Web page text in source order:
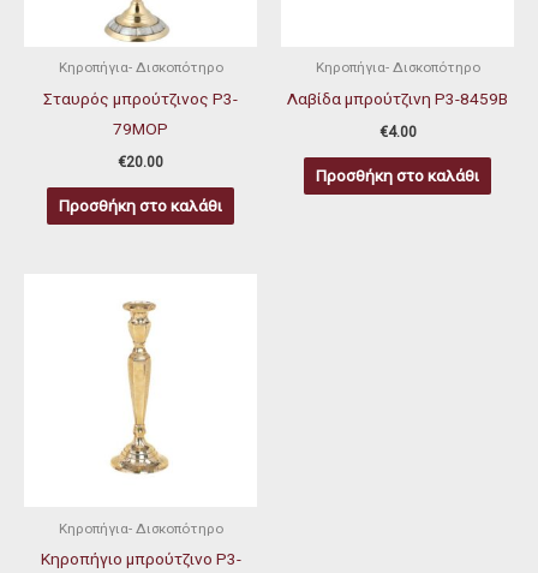
Κηροπήγια- Δισκοπότηρο
Σταυρός μπρούτζινος P3-
79ΜΟΡ
€20.00
Προσθήκη στο καλάθι
Κηροπήγια- Δισκοπότηρο
Λαβίδα μπρούτζινη P3-8459B
€4.00
Προσθήκη στο καλάθι
Κηροπήγια- Δισκοπότηρο
Κηροπήγιο μπρούτζινο P3-